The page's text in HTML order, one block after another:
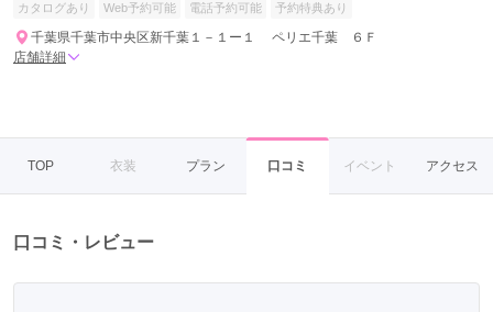
カタログあり Web予約可能 電話予約可能 予約特典あり
千葉県千葉市中央区新千葉１－１ー１ ペリエ千葉 ６Ｆ
店舗詳細
TOP 衣装 プラン 口コミ イベント アクセス
口コミ・レビュー